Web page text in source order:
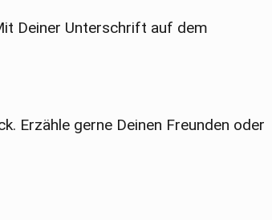
Deiner Unterschrift auf dem
Erzähle gerne Deinen Freunden oder